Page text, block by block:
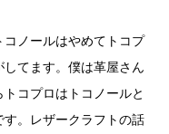
ノールはやめてトコプ
てます。僕は革屋さん
コプロはトコノールと
。レザークラフトの話